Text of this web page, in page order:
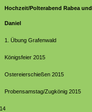
Hochzeit/Polterabend Rabea und
Daniel
1. Übung Grafenwald
Königsfeier 2015
Ostereierschießen 2015
Probensamstag/Zugkönig 2015